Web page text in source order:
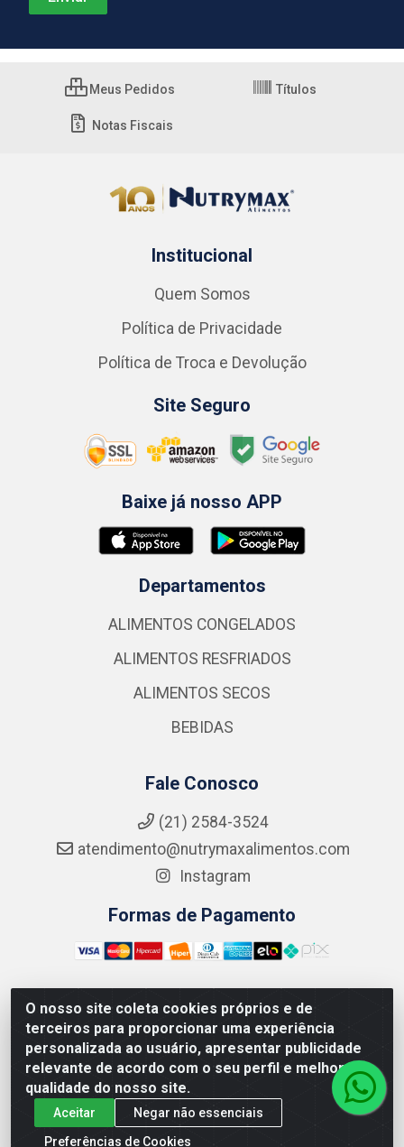
O nosso site coleta cookies próprios e de
terceiros para proporcionar uma experiência
personalizada ao usuário, apresentar publicidade
relevante de acordo com o seu perfil e melhorar a
qualidade do nosso site.
Aceitar
Negar não essenciais
Preferências de Cookies
Meus Pedidos Títulos
Notas Fiscais
Institucional
Quem Somos
Política de Privacidade
Política de Troca e Devolução
Site Seguro
Baixe já nosso APP
Departamentos
ALIMENTOS CONGELADOS
ALIMENTOS RESFRIADOS
ALIMENTOS SECOS
BEBIDAS
Fale Conosco
(21) 2584-3524
atendimento@nutrymaxalimentos.com
Instagram
Formas de Pagamento
NUTRY MAX COMÉRCIO DE PRODUTOS ALIMENTICIOS
LTDA - RUA DO FEIJÃO, 721 PENHA CIRCULAR/RJ -
CNPJ: 15.796.122/0001-03